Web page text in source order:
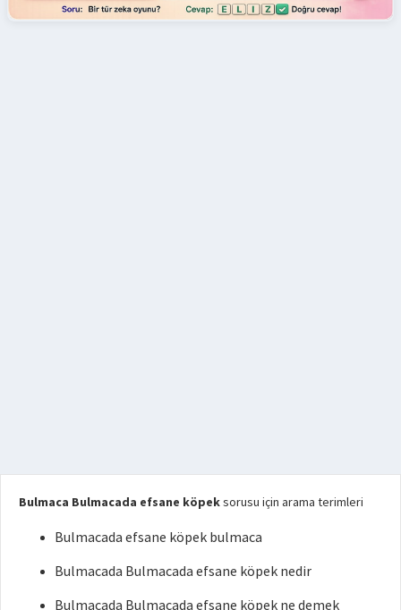
Bulmaca Bulmacada efsane köpeksorusu için arama terimleri
Bulmacada efsane köpek bulmaca
Bulmacada Bulmacada efsane köpek nedir
Bulmacada Bulmacada efsane köpek ne demek